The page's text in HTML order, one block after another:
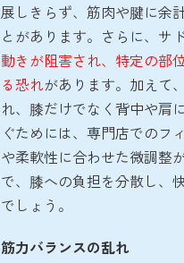
展しきらず、筋肉や腱に余
とがあります。さらに、サ
動きが阻害され、特定の部
る恐れがあります。加えて
れ、膝だけでなく背中や肩
ぐためには、専門店でのフ
や柔軟性に合わせた微調整
で、膝への負担を分散し、
でしょう。
筋力バランスの乱れ